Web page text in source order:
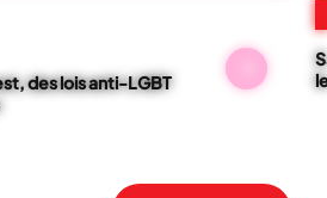
des lois anti-LGBT